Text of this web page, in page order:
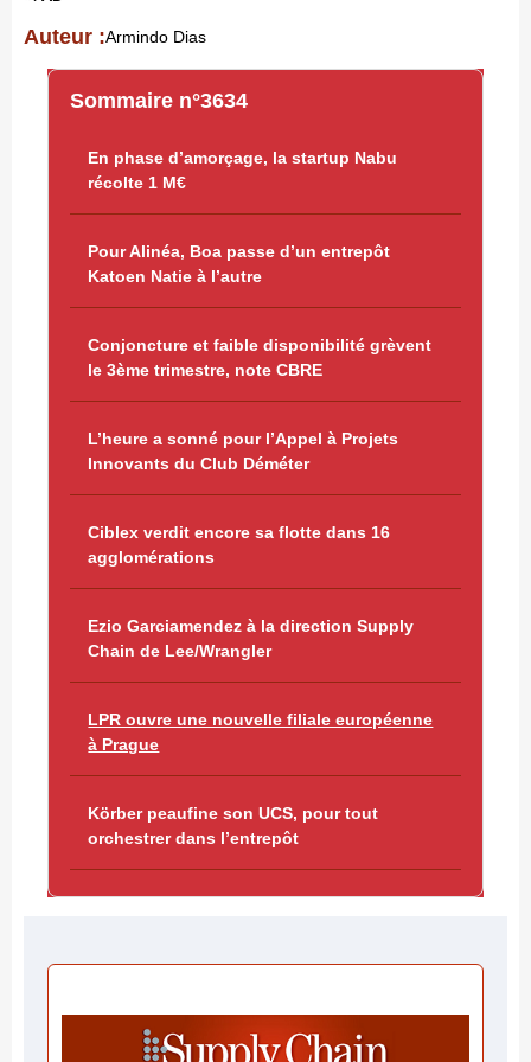
Sommaire n°3634
En phase d’amorçage, la startup Nabu
récolte 1 M€
Pour Alinéa, Boa passe d’un entrepôt
Katoen Natie à l’autre
Conjoncture et faible disponibilité grèvent
le 3ème trimestre, note CBRE
L’heure a sonné pour l’Appel à Projets
Innovants du Club Déméter
Ciblex verdit encore sa flotte dans 16
agglomérations
Ezio Garciamendez à la direction Supply
Chain de Lee/Wrangler
LPR ouvre une nouvelle filiale européenne
à Prague
Körber peaufine son UCS, pour tout
orchestrer dans l’entrepôt
Auteur :Armindo Dias